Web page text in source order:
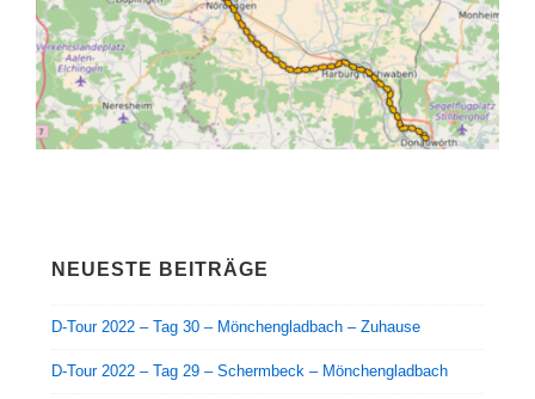
NEUESTE BEITRÄGE
D-Tour 2022 – Tag 30 – Mönchengladbach – Zuhause
D-Tour 2022 – Tag 29 – Schermbeck – Mönchengladbach